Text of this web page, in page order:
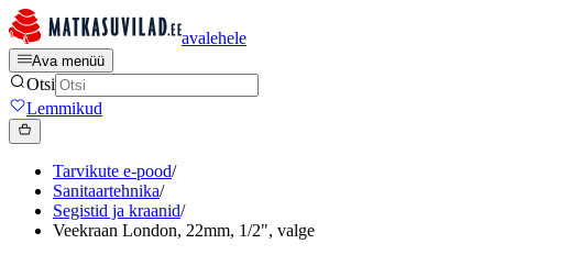
avalehele
Ava menüü
Otsi
Lemmikud
Tarvikute e-pood/
Sanitaartehnika/
Segistid ja kraanid/
Veekraan London, 22mm, 1/2", valge